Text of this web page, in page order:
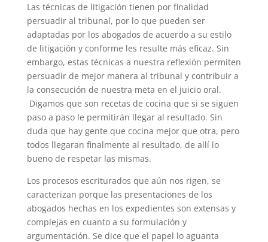
Las técnicas de litigación tienen por finalidad
persuadir al tribunal, por lo que pueden ser
adaptadas por los abogados de acuerdo a su estilo
de litigación y conforme les resulte más eficaz. Sin
embargo, estas técnicas a nuestra reflexión permiten
persuadir de mejor manera al tribunal y contribuir a
la consecución de nuestra meta en el juicio oral.
Digamos que son recetas de cocina que si se siguen
paso a paso le permitirán llegar al resultado. Sin
duda que hay gente que cocina mejor que otra, pero
todos llegaran finalmente al resultado, de allí lo
bueno de respetar las mismas.
Los procesos escriturados que aún nos rigen, se
caracterizan porque las presentaciones de los
abogados hechas en los expedientes son extensas y
complejas en cuanto a su formulación y
argumentación. Se dice que el papel lo aguanta